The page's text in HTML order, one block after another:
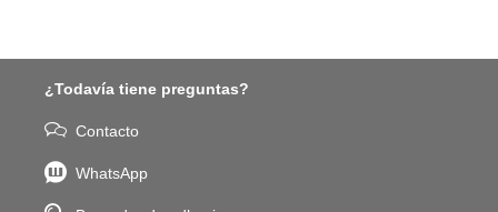
¿Todavía tiene preguntas?
Contacto
WhatsApp